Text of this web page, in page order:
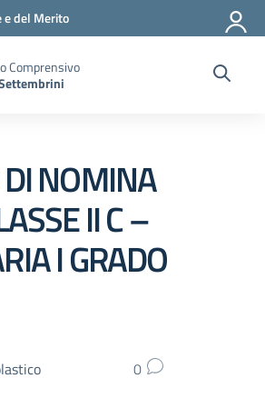
del Merito
Comprensivo
NOMINA
II C –
I GRADO
0